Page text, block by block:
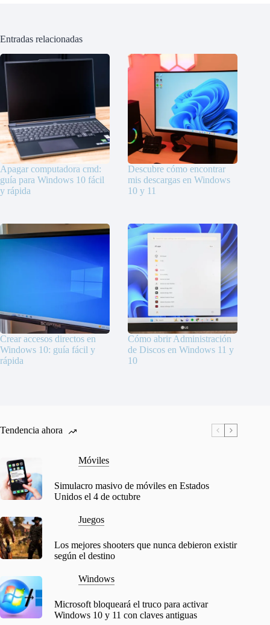
Entradas relacionadas
Apagar computadora cmd:
guía para Windows 10 fácil
y rápida
Descubre cómo encontrar
mis descargas en Windows
10 y 11
Crear accesos directos en
Windows 10: guía fácil y
rápida
Cómo abrir Administración
de Discos en Windows 11 y
10
Tendencia ahora
Móviles
Simulacro masivo de móviles en Estados
Unidos el 4 de octubre
Juegos
Los mejores shooters que nunca debieron existir
según el destino
Windows
Microsoft bloqueará el truco para activar
Windows 10 y 11 con claves antiguas